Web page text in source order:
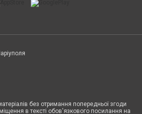
без отримання попередньої згоди
в тексті обов'язкового посилання на